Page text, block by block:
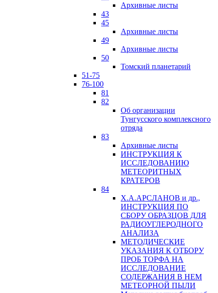
Архивные листы
43
45
Архивные листы
49
Архивные листы
50
Томский планетарий
51-75
76-100
81
82
Об организации
Тунгусского комплексного
отряда
83
Архивные листы
ИНСТРУКЦИЯ К
ИССЛЕДОВАНИЮ
МЕТЕОРИТНЫХ
КРАТЕРОВ
84
Х.А.АРСЛАНОВ и др.,
ИНСТРУКЦИЯ ПО
СБОРУ ОБРАЗЦОВ ДЛЯ
РАДИОУГЛЕРОДНОГО
АНАЛИЗА
МЕТОДИЧЕСКИЕ
УКАЗАНИЯ К ОТБОРУ
ПРОБ ТОРФА НА
ИССЛЕДОВАНИЕ
СОДЕРЖАНИЯ В НЕМ
МЕТЕОРНОЙ ПЫЛИ